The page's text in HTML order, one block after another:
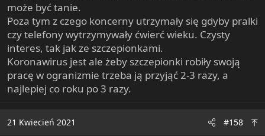
potencjalnie stać się niebezpieczny dla osób go
używających. W USA przez to głośno było w niektórych
mediach o Right to repair.
może być tanie.
Poza tym z czego koncerny utrzymały się gdyby pralki
czy telefony wytrzymywały ćwierć wieku. Czysty
interes, tak jak ze szczepionkami.
Koronawirus jest ale żeby szczepionki robiły swoją
pracę w ogranizmie trzeba ją przyjąć 2-3 razy, a
najlepiej co roku po 3 razy.
21 Kwiecień 2021 #158